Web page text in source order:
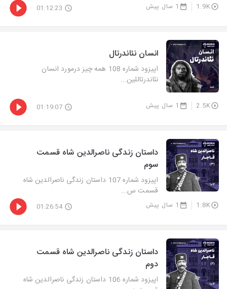
1.9K 1 سال پیش 01:12:23
انسان نئاندرتال
اپیزود شماره 108 همه چیز درمورد انسان
نئاندرتاللین...
2.5K 1 سال پیش 01:19:07
داستان زندگی ناصرالدین شاه قسمت
سوم
اپیزود شماره 107 داستان زندگی ناصرالدین شاه
قسمت س...
1.8K 1 سال پیش 01:26:54
داستان زندگی ناصرالدین شاه قسمت
دوم
اپیزود شماره 106 داستان زندگی ناصرالدین شاه